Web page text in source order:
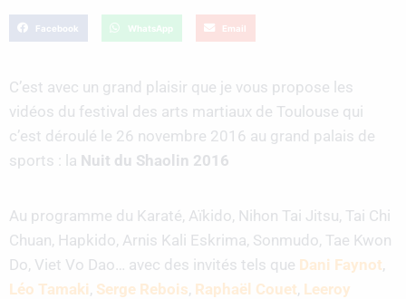
Facebook WhatsApp Email
C’est avec un grand plaisir que je vous propose les
vidéos du festival des arts martiaux de Toulouse qui
c’est déroulé le 26 novembre 2016 au grand palais de
sports : la Nuit du Shaolin 2016
Au programme du Karaté, Aïkido, Nihon Tai Jitsu, Tai Chi
Chuan, Hapkido, Arnis Kali Eskrima, Sonmudo, Tae Kwon
Do, Viet Vo Dao… avec des invités tels que Dani Faynot,
Léo Tamaki, Serge Rebois, Raphaël Couet, Leeroy